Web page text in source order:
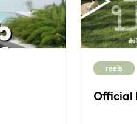
reels
Official